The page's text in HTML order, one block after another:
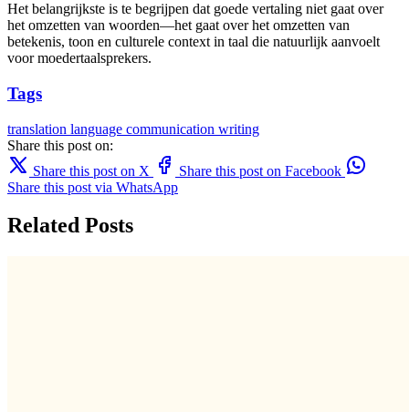
Het belangrijkste is te begrijpen dat goede vertaling niet gaat over
het omzetten van woorden—het gaat over het omzetten van
betekenis, toon en culturele context in taal die natuurlijk aanvoelt
voor moedertaalsprekers.
Tags
translation language communication writing
Share this post on:
Share this post on X
Share this post on Facebook
Share this post via WhatsApp
Related Posts